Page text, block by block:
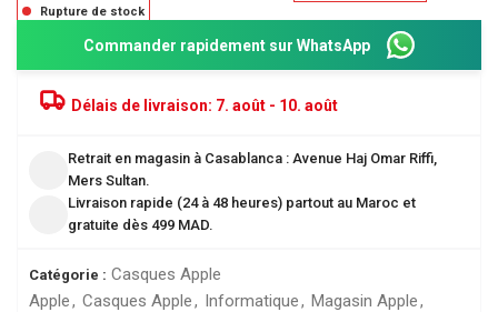
Rupture de stock
Commander rapidement sur WhatsApp
Délais de livraison: 7. août - 10. août
Retrait en magasin à Casablanca : Avenue Haj Omar Riffi,
Mers Sultan.
Livraison rapide (24 à 48 heures) partout au Maroc et
gratuite dès 499 MAD.
Catégorie : Casques Apple
Apple, Casques Apple, Informatique, Magasin Apple,